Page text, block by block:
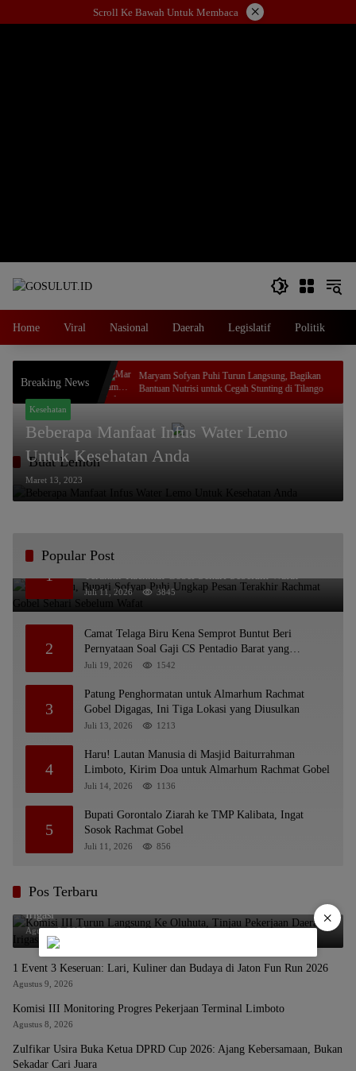
ke
Scroll Ke Bawah Untuk Membaca ×
Home Viral Nasional Daerah Legislatif Politik
Breaking News
2026: Ajang
Maryam Sofyan Puhi Turun Langsung, Bagikan
Bantuan Nutrisi untuk Cegah Stunting di Tilango
Buat Lemon
Kesehatan
Beberapa Manfaat Infus Water Lemo
Untuk Kesehatan Anda
Maret 13, 2023
Popular Post
1
Bikin Haru, Bupati Sofyan Puhi Ungkap Pesan
Terakhir Rachmat Gobel Sehari Sebelum Wafat
Juli 11, 2026 3845
2
Camat Telaga Biru Kena Semprot Buntut Beri
Pernyataan Soal Gaji CS Pentadio Barat yang
Nunggak
Juli 19, 2026 1542
3
Patung Penghormatan untuk Almarhum Rachmat
Gobel Digagas, Ini Tiga Lokasi yang Diusulkan
Juli 13, 2026 1213
4
Haru! Lautan Manusia di Masjid Baiturrahman
Limboto, Kirim Doa untuk Almarhum Rachmat Gobel
Juli 14, 2026 1136
5
Bupati Gorontalo Ziarah ke TMP Kalibata, Ingat
Sosok Rachmat Gobel
Juli 11, 2026 856
Pos Terbaru
Komisi III Turun Langsung Ke Oluhuta, Tinjau Pekerjaan Daerah
Irigasi
Agustus 9, 2026
1 Event 3 Keseruan: Lari, Kuliner dan Budaya di Jaton Fun Run 2026
Agustus 9, 2026
Komisi III Monitoring Progres Pekerjaan Terminal Limboto
Agustus 8, 2026
Zulfikar Usira Buka Ketua DPRD Cup 2026: Ajang Kebersamaan, Bukan
Sekadar Cari Juara
×